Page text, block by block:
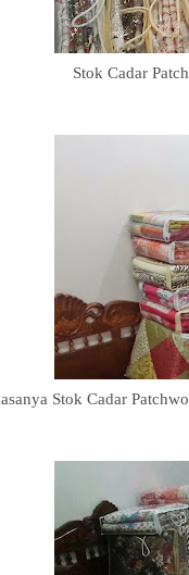
Stok Cadar
Stok Cadar